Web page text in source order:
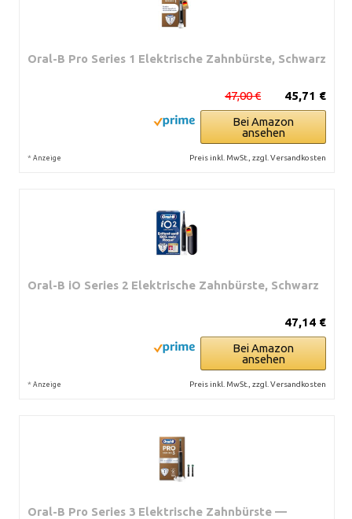
Oral-B Pro Series 1 Elektrische Zahnbürste, Schwarz
45,71 €
47,00 €
Bei Amazon
ansehen
* Anzeige Preis inkl. MwSt., zzgl. Versandkosten
Oral-B iO Series 2 Elektrische Zahnbürste, Schwarz
47,14 €
Bei Amazon
ansehen
* Anzeige Preis inkl. MwSt., zzgl. Versandkosten
Oral-B Pro Series 3 Elektrische Zahnbürste —